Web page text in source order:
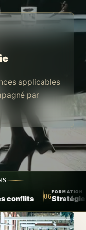
applicables
par
07
FORMATION
Relation